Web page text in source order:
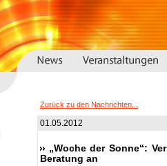
Zurück zu den Nachrichten...
01.05.2012
„Woche der Sonne“:
Beratung an